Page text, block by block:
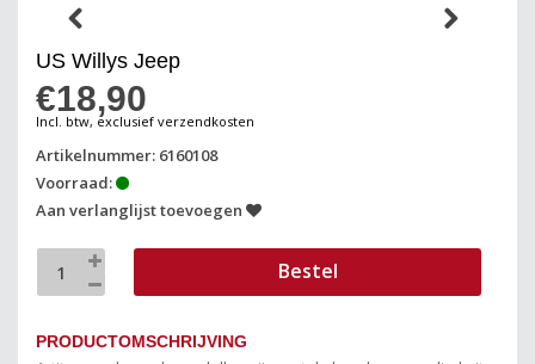
US Willys Jeep
€18,90
Incl. btw, exclusief verzendkosten
Artikelnummer: 6160108
Voorraad:
Aan verlanglijst toevoegen
Bestel
PRODUCTOMSCHRIJVING